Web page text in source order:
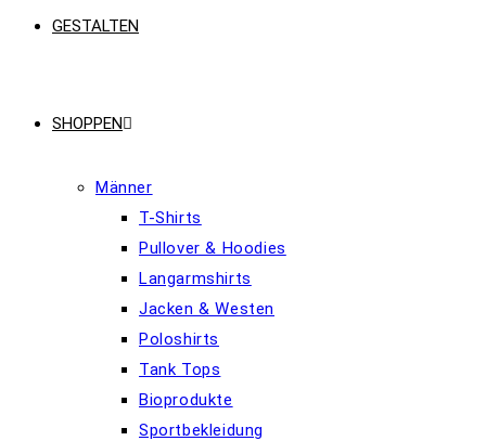
GESTALTEN
SHOPPEN
Männer
T-Shirts
Pullover & Hoodies
Langarmshirts
Jacken & Westen
Poloshirts
Tank Tops
Bioprodukte
Sportbekleidung